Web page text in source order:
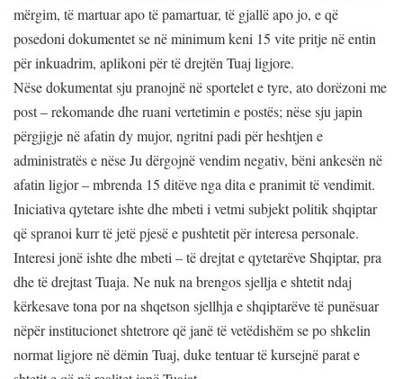
mërgim, të martuar apo të pamartuar, të gjallë apo jo, e që
posedoni dokumentet se në minimum keni 15 vite pritje në entin
për inkuadrim, aplikoni për të drejtën Tuaj ligjore.
Nëse dokumentat sju pranojnë në sportelet e tyre, ato dorëzoni me
post – rekomande dhe ruani vertetimin e postës; nëse sju japin
përgjigje në afatin dy mujor, ngritni padi për heshtjen e
administratës e nëse Ju dërgojnë vendim negativ, bëni ankesën në
afatin ligjor – mbrenda 15 ditëve nga dita e pranimit të vendimit.
Iniciativa qytetare ishte dhe mbeti i vetmi subjekt politik shqiptar
që spranoi kurr të jetë pjesë e pushtetit për interesa personale.
Interesi jonë ishte dhe mbeti – të drejtat e qytetarëve Shqiptar, pra
dhe të drejtast Tuaja. Ne nuk na brengos sjellja e shtetit ndaj
kërkesave tona por na shqetson sjellhja e shqiptarëve të punësuar
nëpër institucionet shtetrore që janë të vetëdishëm se po shkelin
normat ligjore në dëmin Tuaj, duke tentuar të kursejnë parat e